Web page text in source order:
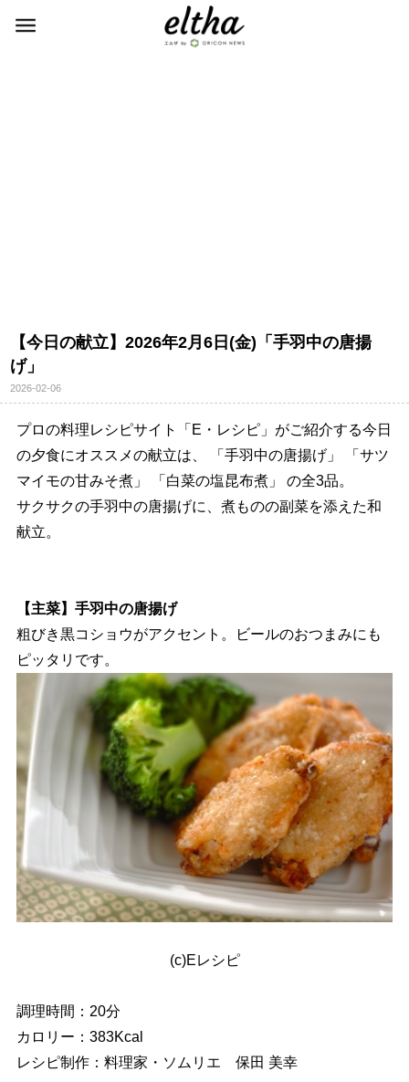
【今日の献立】2026年2月6日(金)「手羽中の唐揚
げ」
2026-02-06
プロの料理レシピサイト「E・レシピ」がご紹介する今日
の夕食にオススメの献立は、 「手羽中の唐揚げ」 「サツ
マイモの甘みそ煮」 「白菜の塩昆布煮」 の全3品。
サクサクの手羽中の唐揚げに、煮ものの副菜を添えた和
献立。
【主菜】手羽中の唐揚げ
粗びき黒コショウがアクセント。ビールのおつまみにも
ピッタリです。
(c)Eレシピ
調理時間：20分
カロリー：383Kcal
レシピ制作：料理家・ソムリエ 保田 美幸